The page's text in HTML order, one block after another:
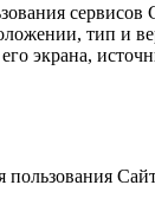
тип и
экрана,